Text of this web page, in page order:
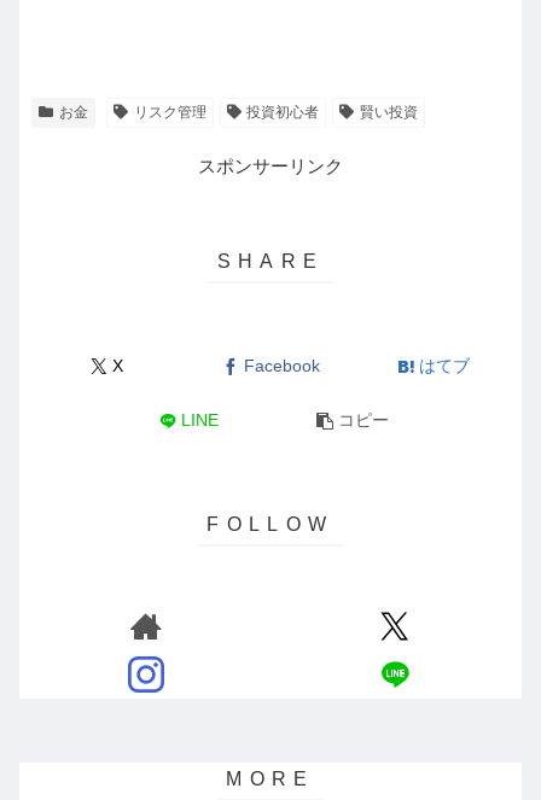
お金 リスク管理 投資初心者 賢い投資
スポンサーリンク
X Facebook はてブ
LINE コピー